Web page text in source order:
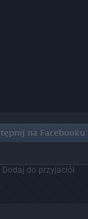
Dodaj do przyjaciół